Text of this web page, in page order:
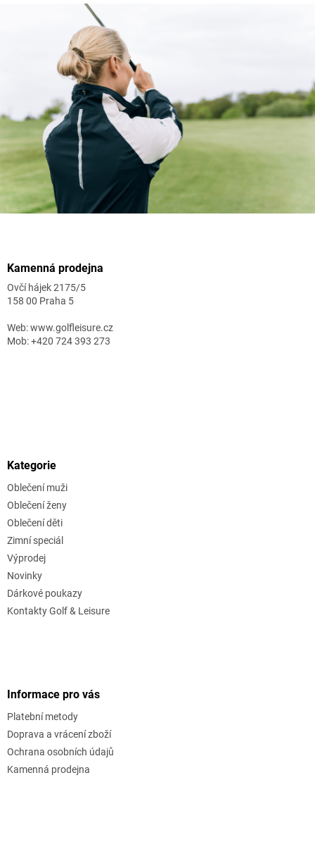
Kamenná prodejna
Ovčí hájek 2175/5
158 00 Praha 5
Web: www.golfleisure.cz
Mob: +420 724 393 273
Kategorie
Oblečení muži
Oblečení ženy
Oblečení děti
Zimní speciál
Výprodej
Novinky
Dárkové poukazy
Kontakty Golf & Leisure
Informace pro vás
Platební metody
Doprava a vrácení zboží
Ochrana osobních údajů
Kamenná prodejna